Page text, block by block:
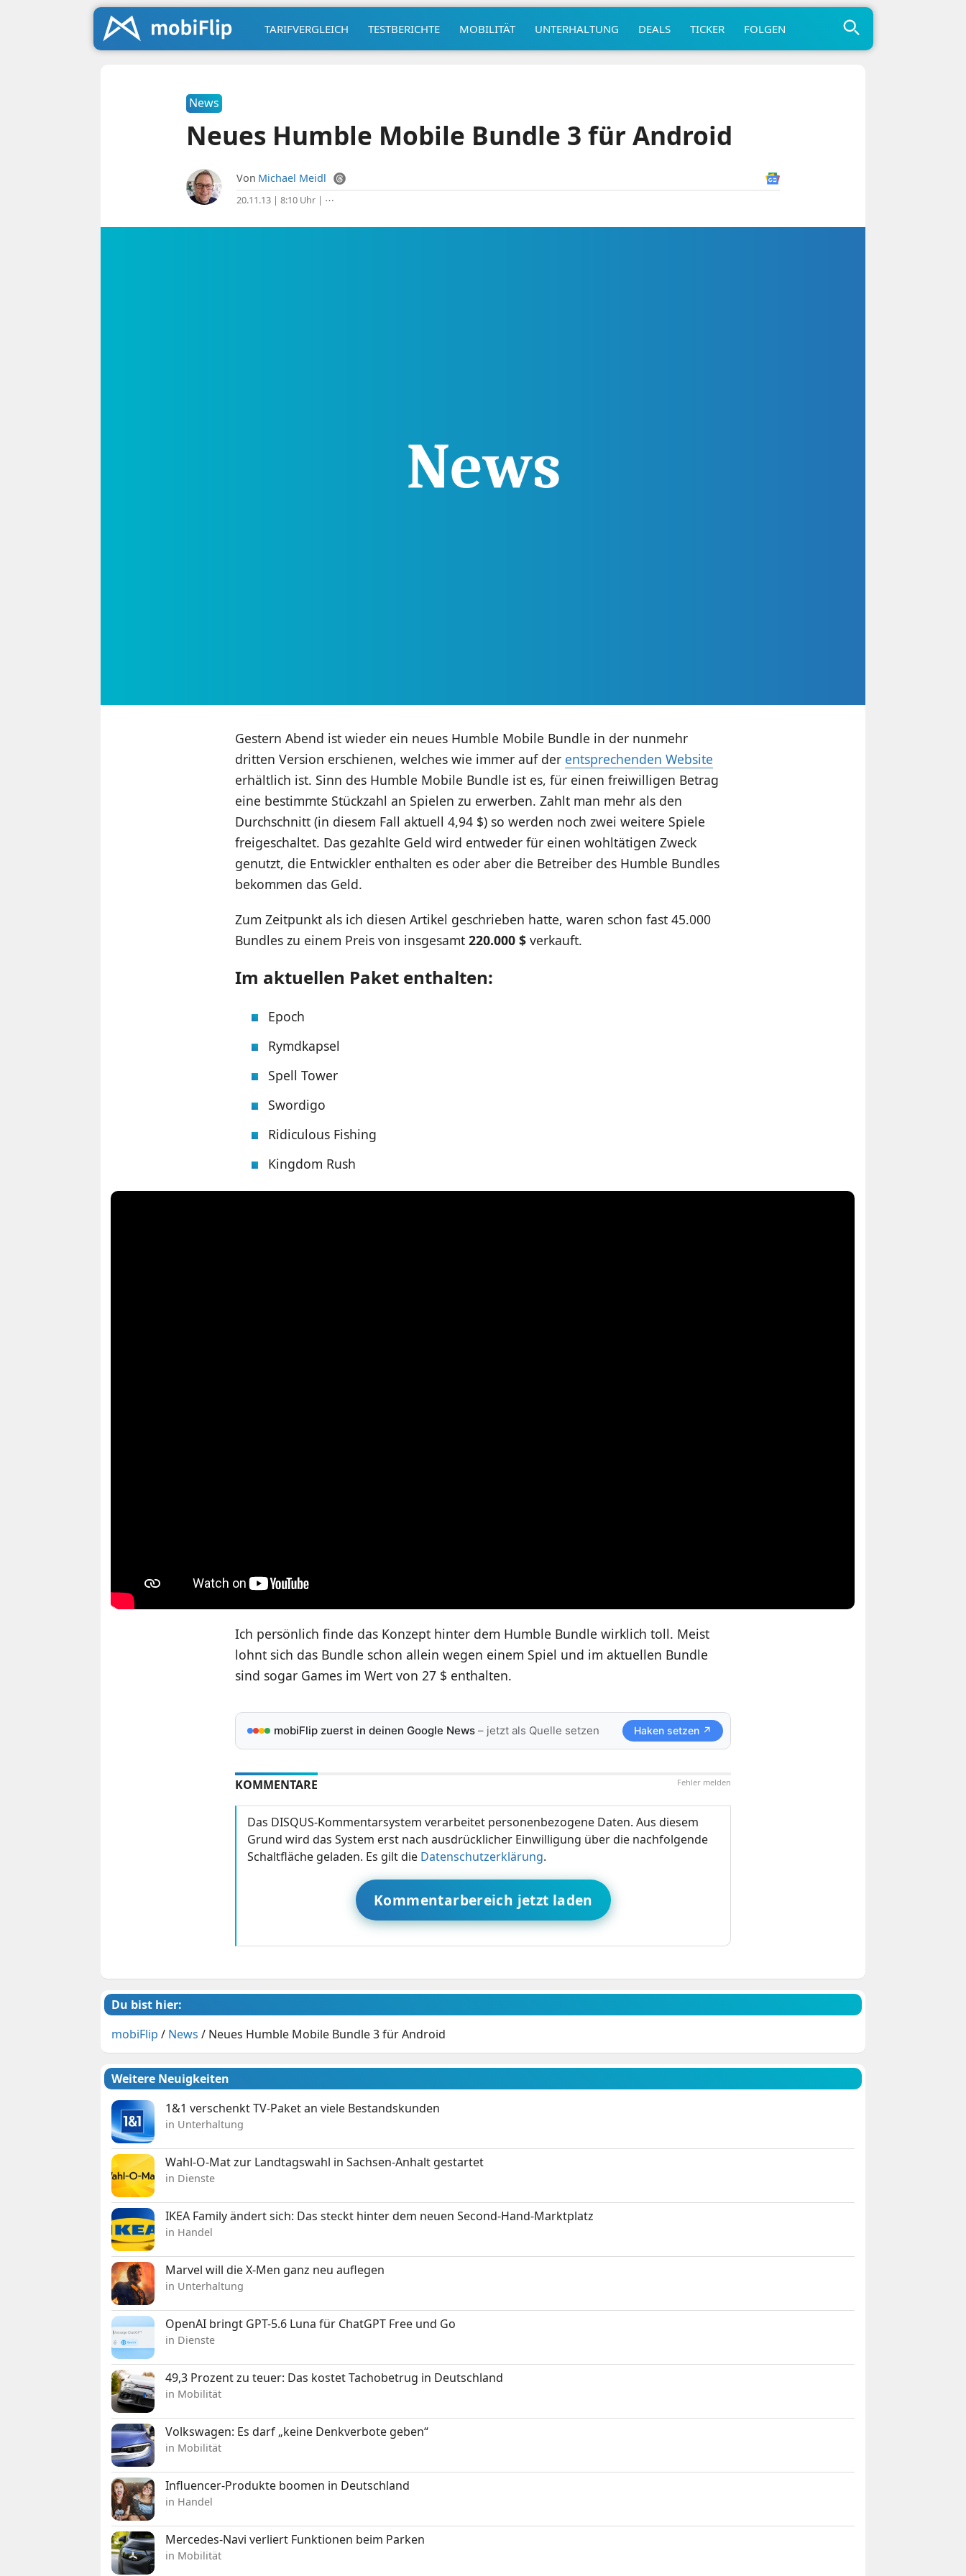
TARIFVERGLEICH TESTBERICHTE MOBILITÄT UNTERHALTUNG DEALS TICKER FOLGEN
News
Neues Humble Mobile Bundle 3 für Android
Von Michael Meidl
20.11.13 | 8:10 Uhr| ⋯
Gestern Abend ist wieder ein neues Humble Mobile Bundle in der nunmehr
dritten Version erschienen, welches wie immer auf der entsprechenden Website
erhältlich ist. Sinn des Humble Mobile Bundle ist es, für einen freiwilligen Betrag
eine bestimmte Stückzahl an Spielen zu erwerben. Zahlt man mehr als den
Durchschnitt (in diesem Fall aktuell 4,94 $) so werden noch zwei weitere Spiele
freigeschaltet. Das gezahlte Geld wird entweder für einen wohltätigen Zweck
genutzt, die Entwickler enthalten es oder aber die Betreiber des Humble Bundles
bekommen das Geld.
Zum Zeitpunkt als ich diesen Artikel geschrieben hatte, waren schon fast 45.000
Bundles zu einem Preis von insgesamt220.000 $verkauft.
Im aktuellen Paket enthalten:
Epoch
Rymdkapsel
Spell Tower
Swordigo
Ridiculous Fishing
Kingdom Rush
Ich persönlich finde das Konzept hinter dem Humble Bundle wirklich toll. Meist
lohnt sich das Bundle schon allein wegen einem Spiel und im aktuellen Bundle
sind sogar Games im Wert von 27 $ enthalten.
mobiFlip zuerst in deinen Google News– jetzt als Quelle setzen Haken setzen ↗
Fehler melden
KOMMENTARE
Das DISQUS-Kommentarsystem verarbeitet personenbezogene Daten. Aus diesem
Grund wird das System erst nach ausdrücklicher Einwilligung über die nachfolgende
Schaltfläche geladen. Es gilt die Datenschutzerklärung.
Kommentarbereich jetzt laden
Du bist hier:
mobiFlip / News / Neues Humble Mobile Bundle 3 für Android
Weitere Neuigkeiten
1&1 verschenkt TV-Paket an viele Bestandskunden
in Unterhaltung
Wahl-O-Mat zur Landtagswahl in Sachsen-Anhalt gestartet
in Dienste
IKEA Family ändert sich: Das steckt hinter dem neuen Second-Hand-Marktplatz
in Handel
Marvel will die X-Men ganz neu auflegen
in Unterhaltung
OpenAI bringt GPT-5.6 Luna für ChatGPT Free und Go
in Dienste
49,3 Prozent zu teuer: Das kostet Tachobetrug in Deutschland
in Mobilität
Volkswagen: Es darf „keine Denkverbote geben“
in Mobilität
Influencer-Produkte boomen in Deutschland
in Handel
Mercedes-Navi verliert Funktionen beim Parken
in Mobilität